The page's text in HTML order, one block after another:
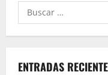
Buscar
por:
ENTRADAS